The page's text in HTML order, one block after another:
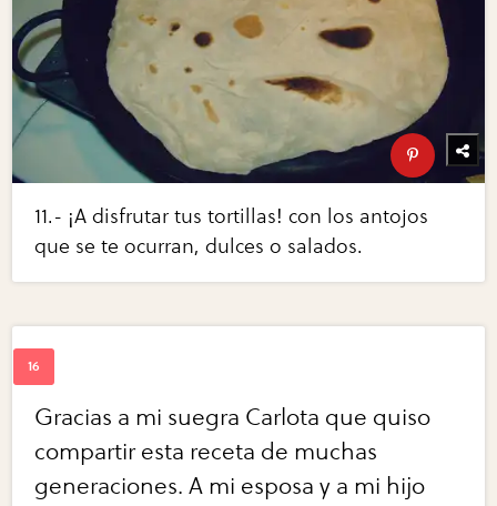
11.- ¡A disfrutar tus tortillas! con los antojos
que se te ocurran, dulces o salados.
Gracias a mi suegra Carlota que quiso
compartir esta receta de muchas
generaciones. A mi esposa y a mi hijo